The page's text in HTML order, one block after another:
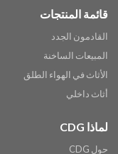
قائمة المنتجات
القادمون الجدد
المبيعات الساخنة
الأثاث في الهواء الطلق
أثاث داخلي
لماذا CDG
حول CDG